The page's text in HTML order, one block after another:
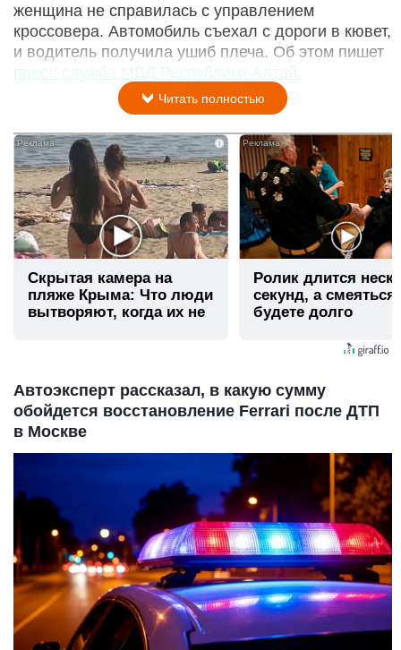
женщина не справилась с управлением
кроссовера. Автомобиль съехал с дороги в кювет,
и водитель получила ушиб плеча. Об этом пишет
пресс-служба МВД Республики Алтай.
Читать полностью
i
Скрытая камера на
пляже Крыма: Что люди
вытворяют, когда их не
Ролик длится
секунд, а
будете долго
Автоэксперт рассказал, в какую сумму
обойдется восстановление Ferrari после ДТП
в Москве